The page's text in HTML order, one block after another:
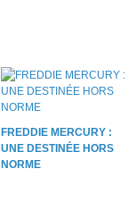
FREDDIE MERCURY :
UNE DESTINÉE HORS
NORME